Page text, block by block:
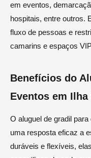
em eventos,
hospitais, entre outros.
fluxo de pessoas e
camarins e espaços
Benefícios do
Eventos em
O aluguel de gradil
uma resposta eficaz a
duráveis e flexíveis,